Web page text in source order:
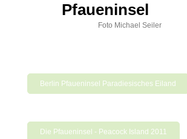
Pfaueninsel
Foto Michael Seiler
Berlin Pfaueninsel Paradiesisches Eiland
Die Pfaueninsel - Peacock Island 2011